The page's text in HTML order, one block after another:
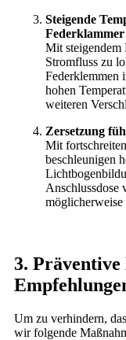
Steigende
Federklammer
Mit steigendem
Stromfluss zu
Federklemmen
hohen
weiteren
Zersetzung
Mit
beschleunigen
Anschlussdose
möglicherweise
3.
Um zu verhindern,
wir folgende